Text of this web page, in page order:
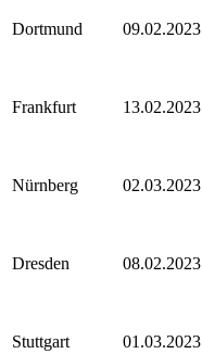
Dortmund 09.02.2023
Frankfurt 13.02.2023
Nürnberg 02.03.2023
Dresden 08.02.2023
Stuttgart 01.03.2023